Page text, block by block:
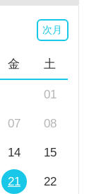
次月
金 土
01
07 08
14 15
21 22